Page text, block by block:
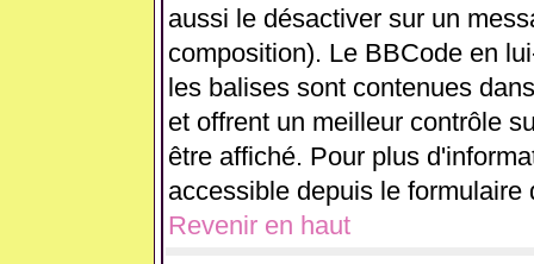
aussi le désactiver sur un
composition). Le BBCode en
les balises sont contenues
et offrent un meilleur contrôle
être affiché. Pour plus
accessible depuis le formulaire
Revenir en haut